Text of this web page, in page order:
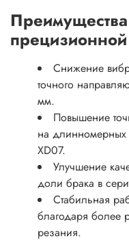
Снижение
точного
мм.
Повышение
на длинномерных
XD07.
Улучшение
доли брака в
Стабильная
благодаря более
резания.